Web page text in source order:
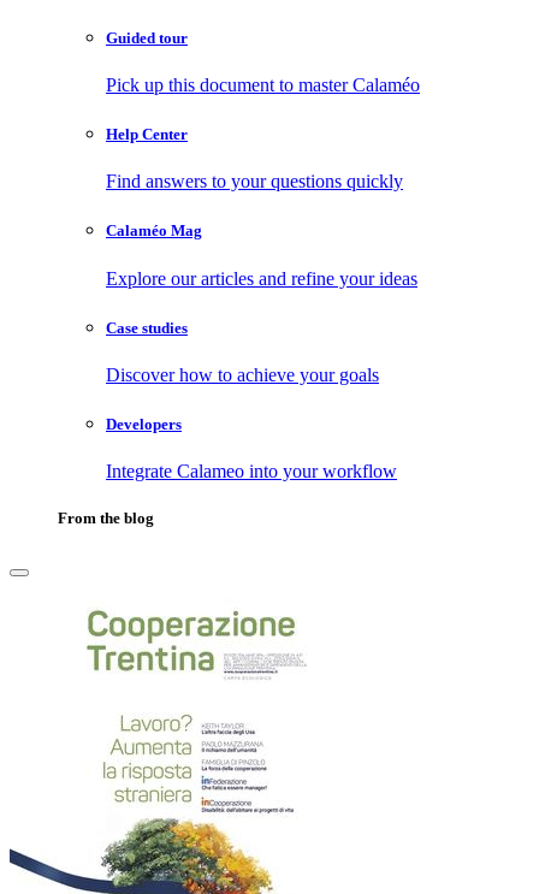
Guided tour
Pick up this document to master Calaméo
Help Center
Find answers to your questions quickly
Calaméo Mag
Explore our articles and refine your ideas
Case studies
Discover how to achieve your goals
Developers
Integrate Calameo into your workflow
From the blog